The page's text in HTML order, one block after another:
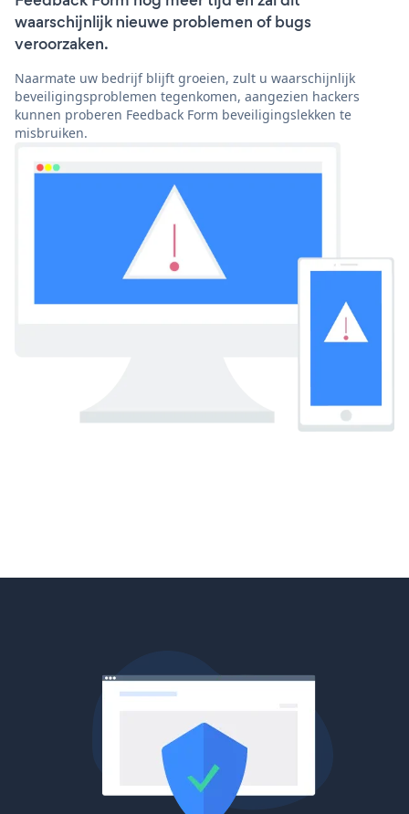
waarschijnlijk nieuwe problemen of bugs
veroorzaken.
Naarmate uw bedrijf blijft groeien, zult u waarschijnlijk
beveiligingsproblemen tegenkomen, aangezien hackers
kunnen proberen Feedback Form beveiligingslekken te
misbruiken.